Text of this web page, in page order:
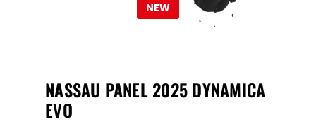
NEW
NASSAU PANEL 2025 DYNAMICA
EVO